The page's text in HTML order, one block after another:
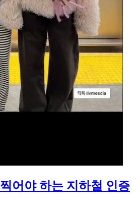
어야 하는 지하철 인증